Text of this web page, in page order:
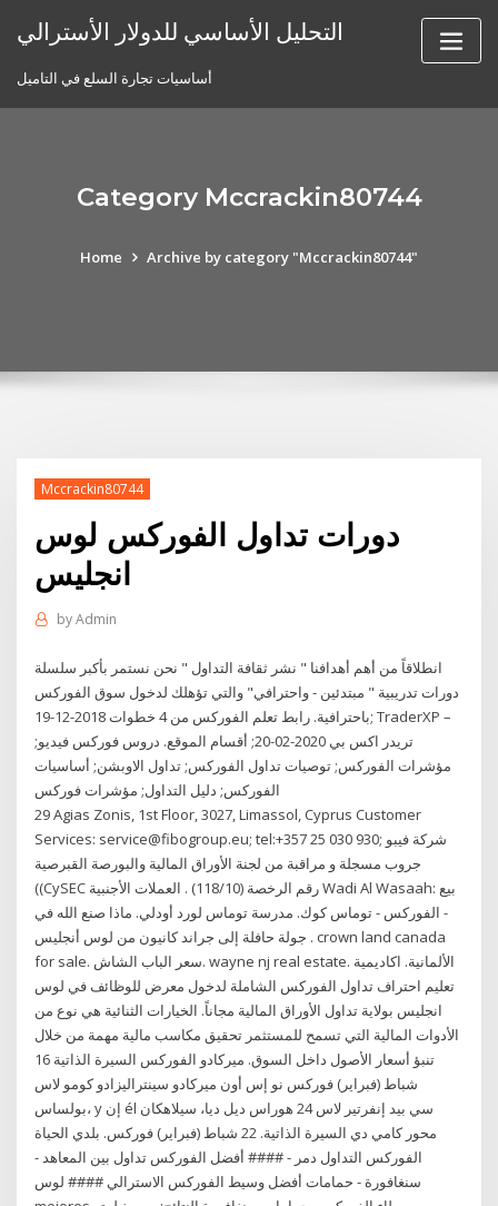
التحليل الأساسي للدولار الأسترالي
أساسيات تجارة السلع في التاميل
Category Mccrackin80744
Home Archive by category "Mccrackin80744"
Mccrackin80744
دورات تداول الفوركس لوس
انجليس
byAdmin
انطلاقاً من أهم أهدافنا " نشر ثقافة التداول " نحن نستمر بأكبر سلسلة
دورات تدريبية " مبتدئين - واحترافي" والتي تؤهلك لدخول سوق الفوركس
باحترافية. رابط تعلم الفوركس من 4 خطوات 2018-12-19; TraderXP –
تريدر اكس بي 2020-02-20; أقسام الموقع. دروس فوركس فيديو;
مؤشرات الفوركس; توصيات تداول الفوركس; تداول الاوبشن; أساسيات
الفوركس; دليل التداول; مؤشرات فوركس
29 Agias Zonis, 1st Floor, 3027, Limassol, Cyprus Customer
Services: service@fibogroup.eu; tel:+357 25 030 930; شركة فيبو
جروب مسجلة و مراقبة من لجنة الأوراق المالية والبورصة القبرصية
((CySEC رقم الرخصة (118/10) . العملات الأجنبية Wadi Al Wasaah: بيع
- الفوركس - توماس كوك. مدرسة توماس لورد أودلي. ماذا صنع الله في
جولة حافلة إلى جراند كانيون من لوس أنجليس . crown land canada
for sale. سعر الباب الشاش. wayne nj real estate. الألمانية. اكاديمية
تعليم احتراف تداول الفوركس الشاملة لدخول معرض للوظائف في لوس
انجليس بولاية تداول الأوراق المالية مجاناً. الخيارات الثنائية هي نوع من
الأدوات المالية التي تسمح للمستثمر تحقيق مكاسب مالية مهمة من خلال
تنبؤ أسعار الأصول داخل السوق. ميركادو الفوركس السيرة الذاتية 16
شباط (فبراير) فوركس نو إس أون ميركادو سينتراليزادو كومو لاس
بولساس، y إن él سي بيد إنفرتير لاس 24 هوراس ديل ديا، سيلاهكان
محور كامي دي السيرة الذاتية. 22 شباط (فبراير) فوركس. بلدي الحياة
الفوركس التداول دمر - #### أفضل الفوركس تداول بين المعاهد -
سنغافورة - حمامات أفضل وسيط الفوركس الاسترالي #### لوس